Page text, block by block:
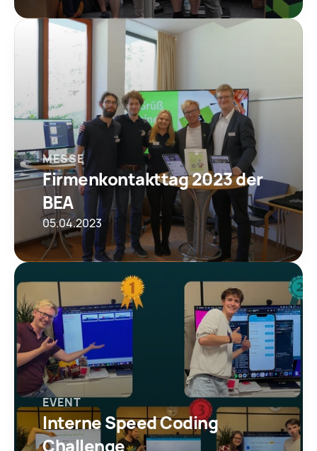
MESSE
Firmenkontakttag 2023 der
BEA
05.04.2023
EVENT
Interne Speed Coding
Challenge